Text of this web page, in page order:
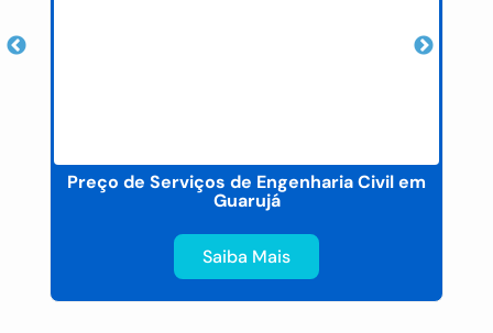
Preço de Serviços de Engenharia Civil em
Guarujá
Saiba Mais